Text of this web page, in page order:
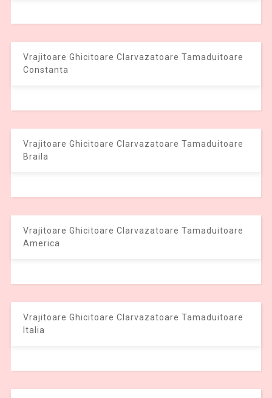
Vrajitoare Ghicitoare Clarvazatoare Tamaduitoare
Constanta
Vrajitoare Ghicitoare Clarvazatoare Tamaduitoare
Braila
Vrajitoare Ghicitoare Clarvazatoare Tamaduitoare
America
Vrajitoare Ghicitoare Clarvazatoare Tamaduitoare
Italia